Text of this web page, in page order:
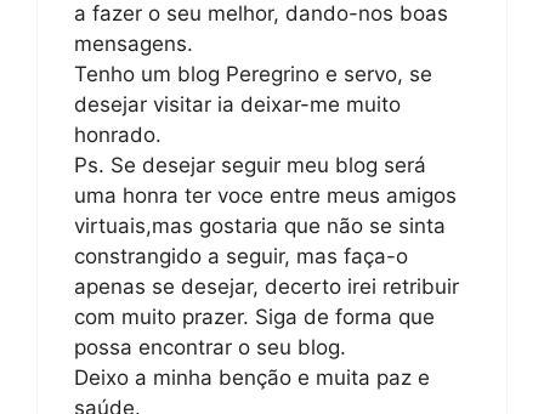
a fazer o seu melhor, dando-nos boas
mensagens.
Tenho um blog Peregrino e servo, se
desejar visitar ia deixar-me muito
honrado.
Ps. Se desejar seguir meu blog será
uma honra ter voce entre meus amigos
virtuais,mas gostaria que não se sinta
constrangido a seguir, mas faça-o
apenas se desejar, decerto irei retribuir
com muito prazer. Siga de forma que
possa encontrar o seu blog.
Deixo a minha benção e muita paz e
saúde.